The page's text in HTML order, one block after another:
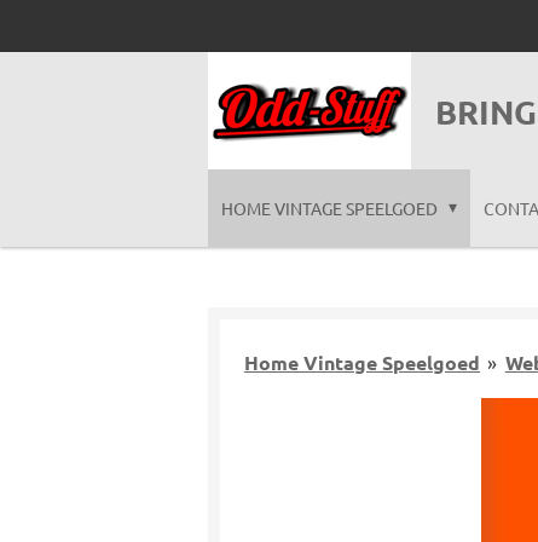
BRING
HOME VINTAGE SPEELGOED
Home Vintage Speelgoed »